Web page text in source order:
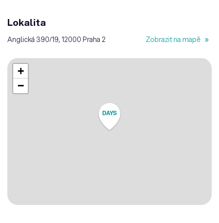
Lokalita
Anglická 390/19, 12000 Praha 2 Zobrazit na mapě
DAYS
+
−